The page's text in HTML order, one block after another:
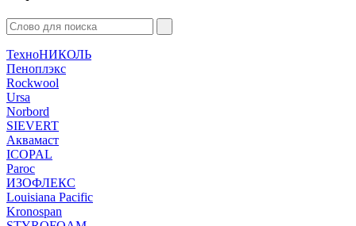
ТехноНИКОЛЬ
Пеноплэкс
Rockwool
Ursa
Norbord
SIEVERT
Аквамаст
ICOPAL
Paroc
ИЗОФЛЕКС
Louisiana Pacific
Kronospan